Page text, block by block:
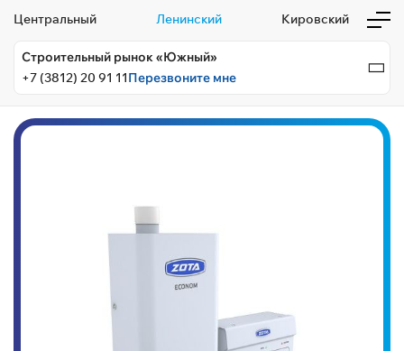
Центральный Ленинский Кировский
Строительный рынок «Южный»
+7 (3812) 20 91 11Перезвоните мне